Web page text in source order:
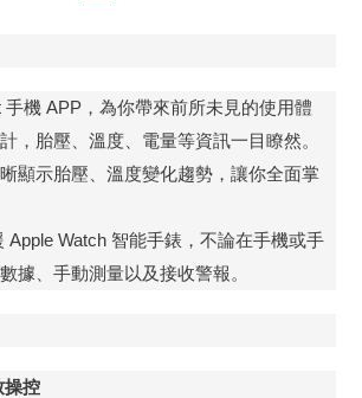
手機 APP，為你帶來前所未見的使用體
，胎壓、溫度、電量等資訊一目瞭然。
顯示胎壓、溫度變化趨勢，讓你全面掌
Apple Watch 智能手錶，不論在手機或手
據、手動測量以及接收警報。
操控